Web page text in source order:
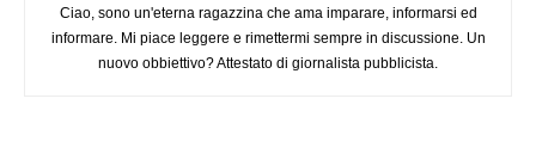
Ciao, sono un'eterna ragazzina che ama imparare, informarsi ed
informare. Mi piace leggere e rimettermi sempre in discussione. Un
nuovo obbiettivo? Attestato di giornalista pubblicista.